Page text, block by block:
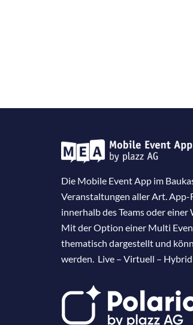
Die Mobile Event App im
Veranstaltungen aller Art.
innerhalb des Teams oder
Mit der Option einer Multi
thematisch dargestellt und
werden. Live – Virtuell – Hybrid